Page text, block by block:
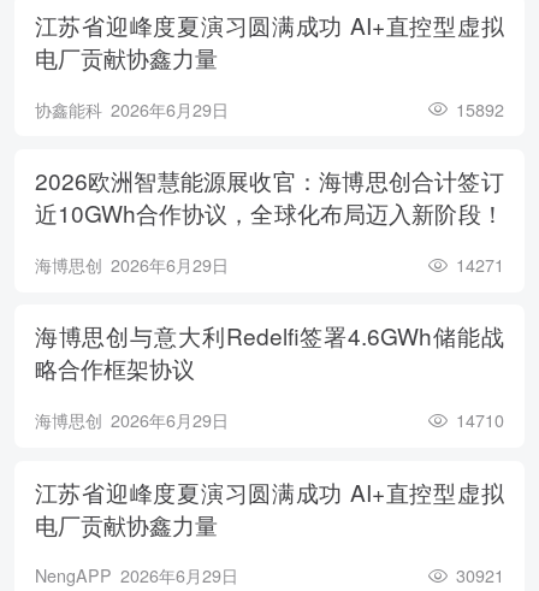
江苏省迎峰度夏演习圆满成功 AI+直控型虚拟
电厂贡献协鑫力量
协鑫能科 2026年6月29日 15892
2026欧洲智慧能源展收官：海博思创合计签订
近10GWh合作协议，全球化布局迈入新阶段！
海博思创 2026年6月29日 14271
海博思创与意大利Redelfi签署4.6GWh储能战
略合作框架协议
海博思创 2026年6月29日 14710
江苏省迎峰度夏演习圆满成功 AI+直控型虚拟
电厂贡献协鑫力量
NengAPP 2026年6月29日 30921